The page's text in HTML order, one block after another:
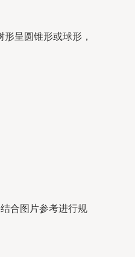
呈圆锥形或球形，
合图片参考进行规